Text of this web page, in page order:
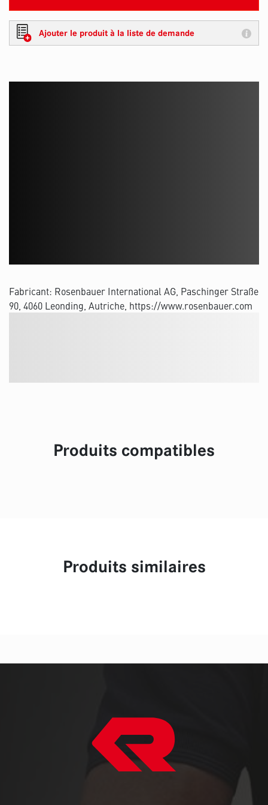
Ajouter le produit à la liste de demande
Fabricant: Rosenbauer International AG, Paschinger Straße
90, 4060 Leonding, Autriche, https://www.rosenbauer.com
Produits compatibles
Produits similaires